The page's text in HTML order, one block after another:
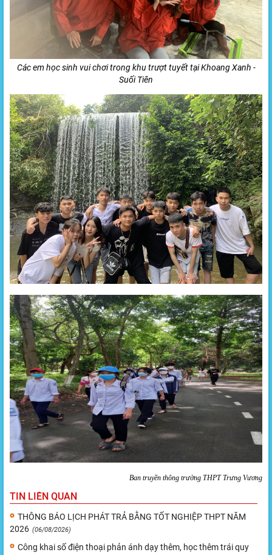
Các em học sinh vui chơi trong khu trượt tuyết tại Khoang Xanh -
Suối Tiên
Ban truyền thông trường THPT Trưng Vương
TIN LIÊN QUAN
THÔNG BÁO LỊCH PHÁT TRẢ BẰNG TỐT NGHIỆP THPT NĂM
2026 (06/08/2026)
Công khai số điện thoại phản ánh dạy thêm, học thêm trái quy